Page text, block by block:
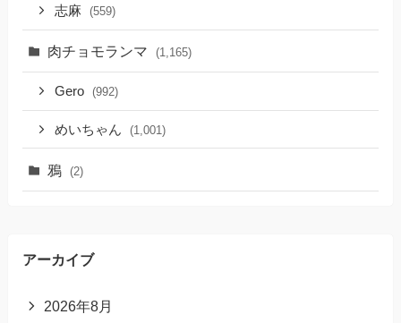
志麻 (559)
肉チョモランマ (1,165)
Gero (992)
めいちゃん (1,001)
鴉 (2)
アーカイブ
2026年8月